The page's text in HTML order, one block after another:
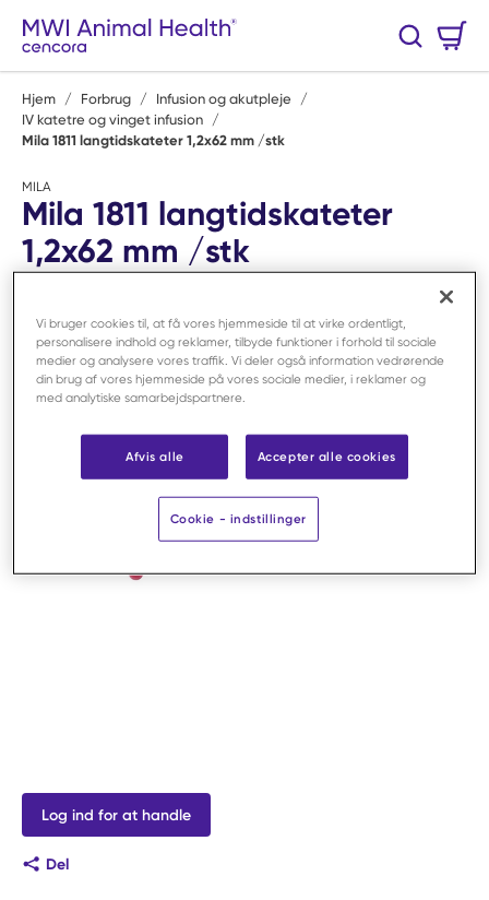
Spring til hovedindhold
Søg
Hjem / Forbrug / Infusion og akutpleje
/
IV katetre og vinget infusion /
Mila 1811 langtidskateter 1,2x62 mm /stk
MILA
Mila 1811 langtidskateter
1,2x62 mm /stk
Log ind for at handle
Del
Vi bruger cookies til, at få vores hjemmeside til at virke ordentligt,
personalisere indhold og reklamer, tilbyde funktioner i forhold til sociale
medier og analysere vores traffik. Vi deler også information vedrørende
din brug af vores hjemmeside på vores sociale medier, i reklamer og
med analytiske samarbejdspartnere.
Afvis alle Accepter alle cookies
Cookie - indstillinger